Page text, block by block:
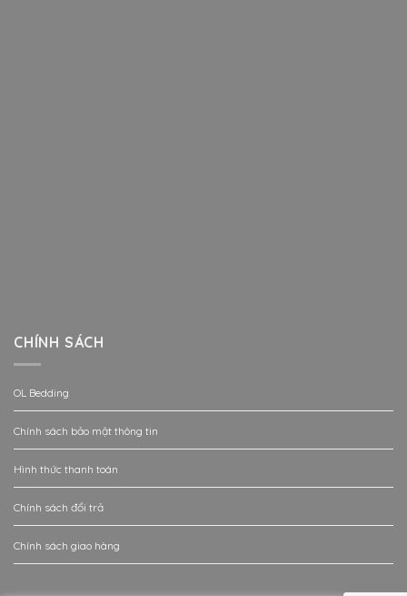
CHÍNH SÁCH
OL Bedding
Chính sách bảo mật thông tin
Hình thức thanh toán
Chính sách đổi trả
Chính sách giao hàng